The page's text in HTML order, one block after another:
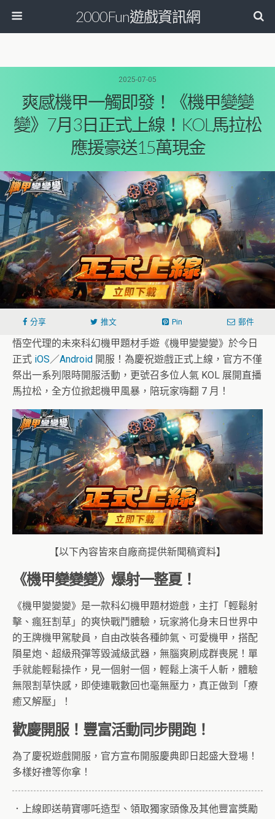
2000Fun遊戲資訊網
2025-07-05
爽感機甲一觸即發！《機甲變變
變》7月3日正式上線！KOL馬拉松
應援豪送15萬現金
分享 推文 Pin 郵件
悟空代理的未來科幻機甲題材手遊《機甲變變變》於今日
正式 iOS／Android 開服！為慶祝遊戲正式上線，官方不僅
祭出一系列限時開服活動，更號召多位人氣 KOL 展開直播
馬拉松，全方位掀起機甲風暴，陪玩家嗨翻 7 月！
【以下內容皆來自廠商提供新聞稿資料】
《機甲變變變》爆射一整夏！
《機甲變變變》是一款科幻機甲題材遊戲，主打「輕鬆射
擊、瘋狂割草」的爽快戰鬥體驗，玩家將化身末日世界中
的王牌機甲駕駛員，自由改裝各種帥氣、可愛機甲，搭配
隕星炮、超級飛彈等毀滅級武器，無腦爽刷成群喪屍！單
手就能輕鬆操作，見一個射一個，輕鬆上演千人斬，體驗
無限割草快感，即使連戰數回也毫無壓力，真正做到「療
癒又解壓」！
歡慶開服！豐富活動同步開跑！
為了慶祝遊戲開服，官方宣布開服慶典即日起盛大登場！
多樣好禮等你拿！
．上線即送萌寶哪吒造型、領取獨家頭像及其他豐富獎勵